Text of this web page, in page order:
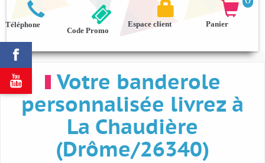



Téléphone

Panier

Espace client
Code Promo
Votre banderole
personnalisée livrez à
La Chaudière
(Drôme/26340)